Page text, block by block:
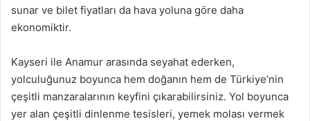
sunar ve bilet fiyatları da hava yoluna göre daha
ekonomiktir.
Kayseri ile Anamur arasında seyahat ederken,
yolculuğunuz boyunca hem doğanın hem de Türkiye’nin
çeşitli manzaralarının keyfini çıkarabilirsiniz. Yol boyunca
yer alan çeşitli dinlenme tesisleri, yemek molası vermek